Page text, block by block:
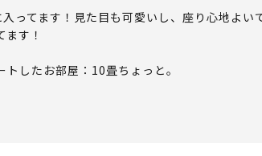
ってます！見た目も可愛いし、座り心地よい
ます！
トしたお部屋：10畳ちょっと。